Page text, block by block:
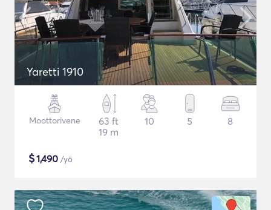
Yaretti 1910
Moottorivene
63 ft
19 m
10 5 8
$1,490 /yö